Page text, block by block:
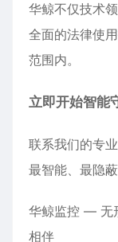
华鲸不仅技术
全面的法律使
范围内。
立即开始智能
联系我们的专
最智能、最隐
华鲸监控 — 无
相伴